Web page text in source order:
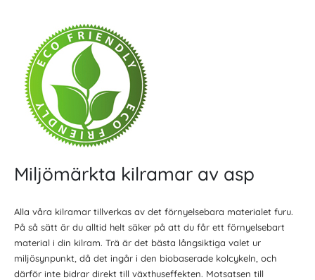
Miljömärkta kilramar av asp
Alla våra kilramar tillverkas av det förnyelsebara materialet furu.
På så sätt är du alltid helt säker på att du får ett förnyelsebart
material i din kilram. Trä är det bästa långsiktiga valet ur
miljösynpunkt, då det ingår i den biobaserade kolcykeln, och
därför inte bidrar direkt till växthuseffekten. Motsatsen till